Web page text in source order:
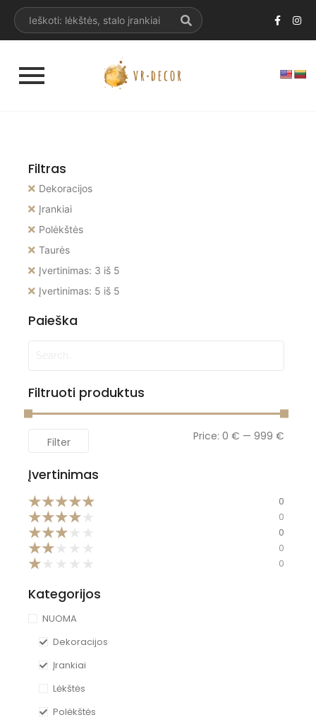
Filtras
Dekoracijos
Įrankiai
Polėkštės
Taurės
Įvertinimas: 3 iš 5
Įvertinimas: 5 iš 5
Paieška
Filtruoti produktus
Filter Price: 0 € — 999 €
Įvertinimas
★★★★★ 0
★★★★ 0
★★★ 0
★★ 0
★ 0
Kategorijos
NUOMA
Dekoracijos
Įrankiai
Lėkštės
Polėkštės